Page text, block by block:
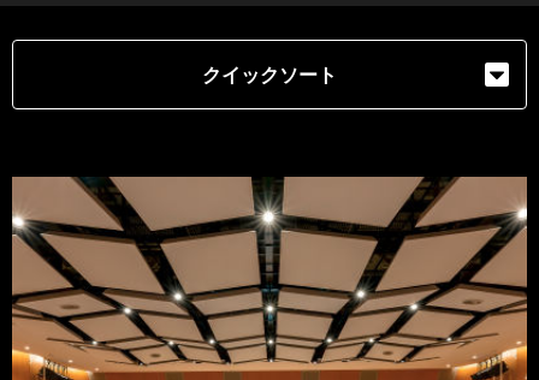
クイックソート